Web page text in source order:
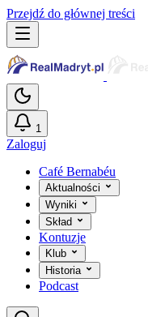
Przejdź do głównej treści
1
Zaloguj
Café Bernabéu
Aktualności
Wyniki
Skład
Kontuzje
Klub
Historia
Podcast